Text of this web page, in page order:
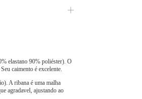
elastano 90% poliéster). O
caimento é excelente.
A ribana é uma malha
agradavel, ajustando ao